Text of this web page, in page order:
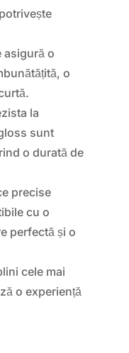
asigură o
o
la
sunt
o durată de
precise
cu o
perfectă și o
cele mai
o experiență